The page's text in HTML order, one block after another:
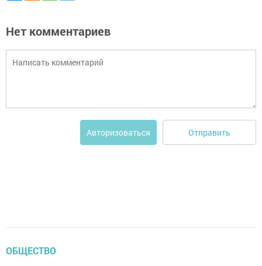
Нет комментариев
Авторизоваться Отправить
ОБЩЕСТВО